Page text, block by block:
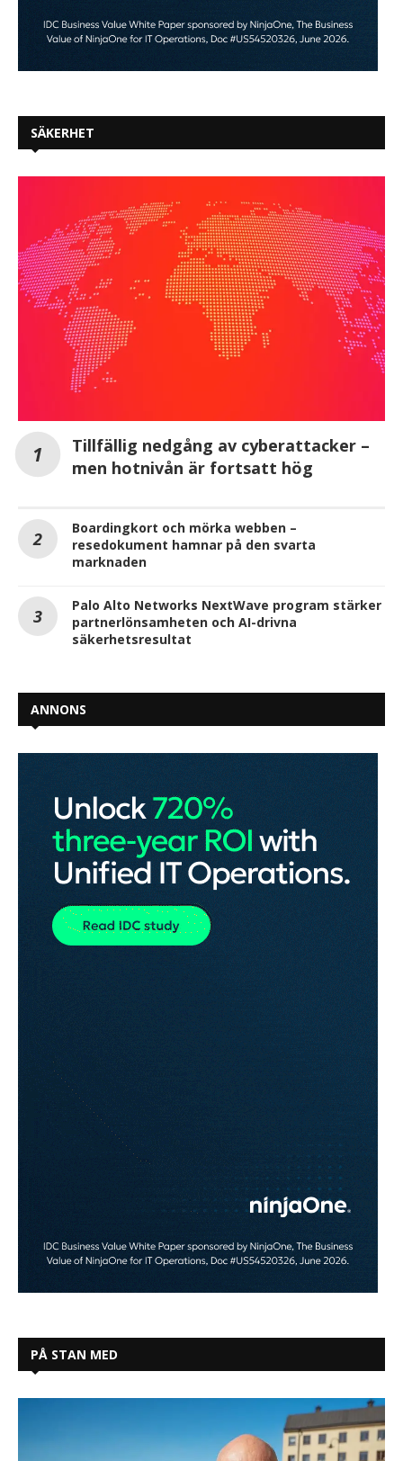
SÄKERHET
Tillfällig nedgång av cyberattacker –
men hotnivån är fortsatt hög
Boardingkort och mörka webben –
resedokument hamnar på den svarta
marknaden
Palo Alto Networks NextWave program stärker
partnerlönsamheten och AI-drivna
säkerhetsresultat
ANNONS
PÅ STAN MED